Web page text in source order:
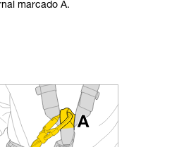
marcado A.